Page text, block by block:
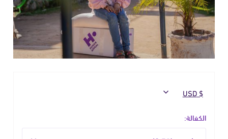
الكفالة: